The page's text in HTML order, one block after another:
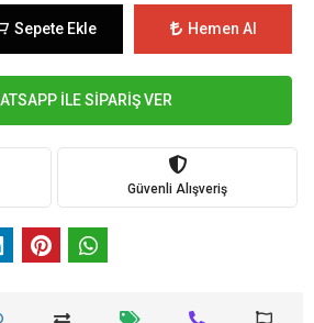
Sepete Ekle Hemen Al
İLE SİPARİŞ VER
Güvenli Alışveriş